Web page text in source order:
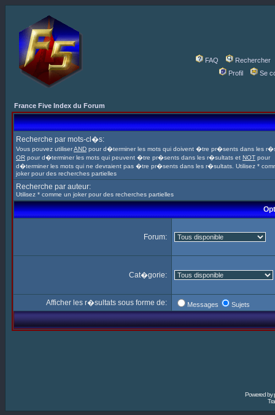
FAQ
Rechercher
Profil
Se
France Five Index du Forum
Recherche par mots-cl�s:
Vous pouvez utiliserAND pour d�terminer les mots qui doivent �tre pr�sents dans les
OR pour d�terminer les mots qui peuvent �tre pr�sents dans les r�sultats et NOT pour
d�terminer les mots qui ne devraient pas �tre pr�sents dans les r�sultats. Utilisez *
joker pour des recherches partielles
Recherche par auteur:
Utilisez * comme un joker pour des recherches partielles
Forum:
Cat�gorie:
Afficher les r�sultats sous forme de: Messages Sujets
Powered by